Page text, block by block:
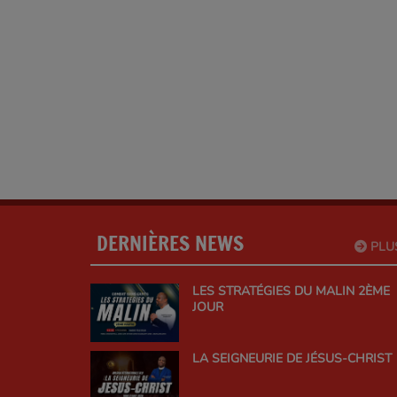
DERNIÈRES NEWS
LES STRATÉGIES DU MALIN 2ÈME
JOUR
LA SEIGNEURIE DE JÉSUS-CHRIST